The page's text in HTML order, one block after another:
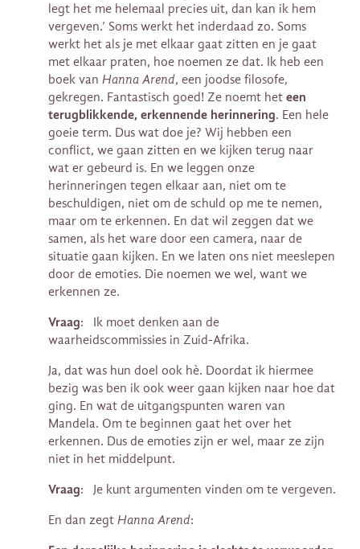
legt het me helemaal precies uit, dan kan ik hem
vergeven.’ Soms werkt het inderdaad zo. Soms
werkt het als je met elkaar gaat zitten en je gaat
met elkaar praten, hoe noemen ze dat. Ik heb een
boek van Hanna Arend, een joodse filosofe,
gekregen. Fantastisch goed! Ze noemt het een
terugblikkende, erkennende herinnering. Een hele
goeie term. Dus wat doe je? Wij hebben een
conflict, we gaan zitten en we kijken terug naar
wat er gebeurd is. En we leggen onze
herinneringen tegen elkaar aan, niet om te
beschuldigen, niet om de schuld op me te nemen,
maar om te erkennen. En dat wil zeggen dat we
samen, als het ware door een camera, naar de
situatie gaan kijken. En we laten ons niet meeslepen
door de emoties. Die noemen we wel, want we
erkennen ze.
Vraag: Ik moet denken aan de
waarheidscommissies in Zuid-Afrika.
Ja, dat was hun doel ook hè. Doordat ik hiermee
bezig was ben ik ook weer gaan kijken naar hoe dat
ging. En wat de uitgangspunten waren van
Mandela. Om te beginnen gaat het over het
erkennen. Dus de emoties zijn er wel, maar ze zijn
niet in het middelpunt.
Vraag: Je kunt argumenten vinden om te vergeven.
En dan zegt Hanna Arend: